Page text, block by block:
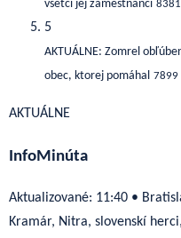
všetci jej zamestnanci
5
AKTUÁLNE: Zomrel
obec, ktorej pomáhal
7899
AKTUÁLNE
InfoMinúta
Aktualizované: 11:40 •
Kramár, Nitra, slovenskí